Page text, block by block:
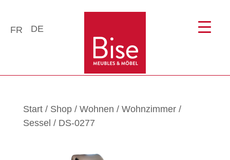
FR DE
Start/ Shop/ Wohnen / Wohnzimmer/
Sessel / DS-0277